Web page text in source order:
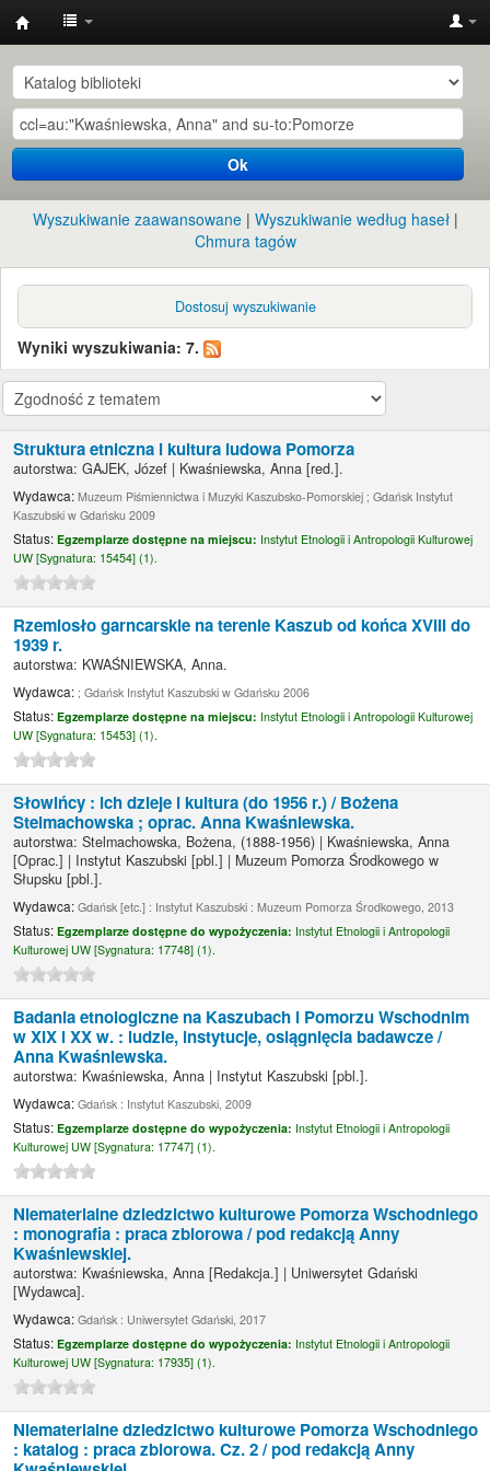
Instytut
Etnologii
i
Antropologii
Kulturowej
UW
Ok
Wyszukiwanie zaawansowane
Wyszukiwanie według haseł
Chmura tagów
Dostosuj wyszukiwanie
Wyniki wyszukiwania: 7.
Struktura etniczna i kultura ludowa Pomorza
autorstwa:GAJEK, Józef | Kwaśniewska, Anna [red.].
Wydawca:Muzeum Piśmiennictwa i Muzyki Kaszubsko-Pomorskiej ; Gdańsk Instytut
Kaszubski w Gdańsku 2009
Status:Egzemplarze dostępne na miejscu: Instytut Etnologii i Antropologii Kulturowej
UW [Sygnatura: 15454] (1).
Rzemiosło garncarskie na terenie Kaszub od końca XVIII do
1939 r.
autorstwa: KWAŚNIEWSKA, Anna.
Wydawca: ; Gdańsk Instytut Kaszubski w Gdańsku 2006
Status:Egzemplarze dostępne na miejscu: Instytut Etnologii i Antropologii Kulturowej
UW [Sygnatura: 15453] (1).
Słowińcy : ich dzieje i kultura (do 1956 r.) /Bożena
Stelmachowska ; oprac. Anna Kwaśniewska.
autorstwa:Stelmachowska, Bożena, (1888-1956) | Kwaśniewska, Anna
[Oprac.] | Instytut Kaszubski [pbl.] | Muzeum Pomorza Środkowego w
Słupsku [pbl.].
Wydawca:Gdańsk [etc.] : Instytut Kaszubski : Muzeum Pomorza Środkowego, 2013
Status:Egzemplarze dostępne do wypożyczenia: Instytut Etnologii i Antropologii
Kulturowej UW [Sygnatura: 17748] (1).
Badania etnologiczne na Kaszubach i Pomorzu Wschodnim
w XIX i XX w. : ludzie, instytucje, osiągnięcia badawcze /
Anna Kwaśniewska.
autorstwa: Kwaśniewska, Anna | Instytut Kaszubski [pbl.].
Wydawca:Gdańsk : Instytut Kaszubski, 2009
Status:Egzemplarze dostępne do wypożyczenia: Instytut Etnologii i Antropologii
Kulturowej UW [Sygnatura: 17747] (1).
Niematerialne dziedzictwo kulturowe Pomorza Wschodniego
: monografia : praca zbiorowa /pod redakcją Anny
Kwaśniewskiej.
autorstwa: Kwaśniewska, Anna [Redakcja.] | Uniwersytet Gdański
[Wydawca].
Wydawca:Gdańsk : Uniwersytet Gdański, 2017
Status:Egzemplarze dostępne do wypożyczenia: Instytut Etnologii i Antropologii
Kulturowej UW [Sygnatura: 17935] (1).
Niematerialne dziedzictwo kulturowe Pomorza Wschodniego
: katalog : praca zbiorowa. Cz. 2 /pod redakcją Anny